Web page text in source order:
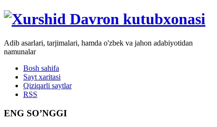
Adib asarlari, tarjimalari, hamda o'zbek va jahon adabiyotidan
namunalar
Bosh sahifa
Sayt xaritasi
Qiziqarli saytlar
RSS
ENG SO’NGGI